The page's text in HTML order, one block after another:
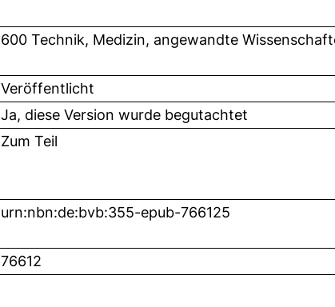
600 Technik, Medizin, angewandte
Veröffentlicht
Ja, diese Version wurde begutachtet
Zum Teil
urn:nbn:de:bvb:355-epub-766125
76612